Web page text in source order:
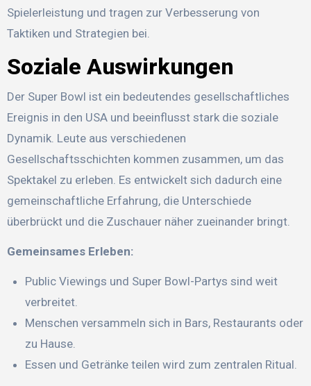
Spielerleistung und tragen zur Verbesserung von
Taktiken und Strategien bei.
Soziale Auswirkungen
Der Super Bowl ist ein bedeutendes gesellschaftliches
Ereignis in den USA und beeinflusst stark die soziale
Dynamik. Leute aus verschiedenen
Gesellschaftsschichten kommen zusammen, um das
Spektakel zu erleben. Es entwickelt sich dadurch eine
gemeinschaftliche Erfahrung, die Unterschiede
überbrückt und die Zuschauer näher zueinander bringt.
Gemeinsames Erleben:
Public Viewings und Super Bowl-Partys sind weit
verbreitet.
Menschen versammeln sich in Bars, Restaurants oder
zu Hause.
Essen und Getränke teilen wird zum zentralen Ritual.